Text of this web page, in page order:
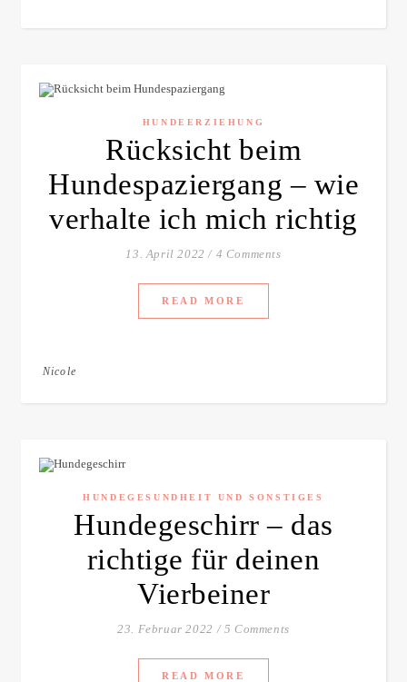
HUNDEERZIEHUNG
Rücksicht beim
Hundespaziergang – wie
verhalte ich mich richtig
13. April 2022 / 4 Comments
READ MORE
Nicole
HUNDEGESUNDHEIT UND SONSTIGES
Hundegeschirr – das
richtige für deinen
Vierbeiner
23. Februar 2022 / 5 Comments
READ MORE